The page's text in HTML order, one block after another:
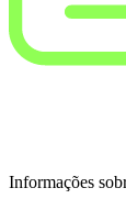
Informações